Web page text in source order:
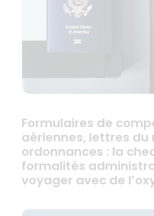
Formulaires de
aériennes, lettres du
ordonnances : la
formalités
voyager avec de